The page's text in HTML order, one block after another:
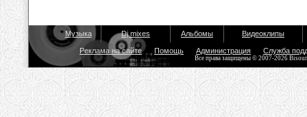
Музыка Dj mixes Альбомы Видеоклипы
Реклама на сайте Помощь Администрация Служба
Все права защищены © 2007-2026